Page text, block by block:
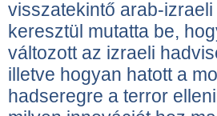
visszatekintő arab-
keresztül mutatta be,
változott az izraeli
illetve hogyan hatott a
hadseregre a terror